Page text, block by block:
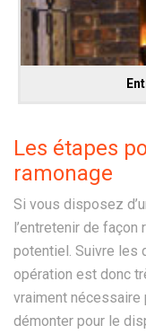
Les étapes
ramonage
Si vous disposez
l’entretenir de façon
potentiel. Suivre les
opération est donc
vraiment nécessaire
démonter pour le